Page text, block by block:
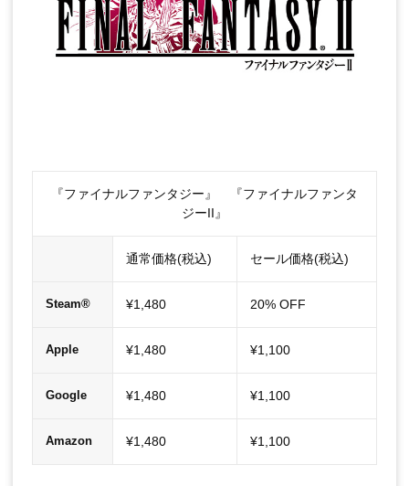
『ファイナルファンタジー』 『ファイナルファンタ
ジーII』
通常価格(税込) セール価格(税込)
Steam® ¥1,480 20% OFF
Apple ¥1,480 ¥1,100
Google ¥1,480 ¥1,100
Amazon ¥1,480 ¥1,100